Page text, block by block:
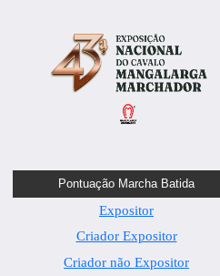
Pontuação Marcha Batida
Expositor
Criador Expositor
Criador não Expositor